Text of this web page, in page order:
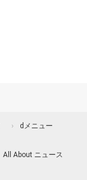
dメニュー
All About ニュース